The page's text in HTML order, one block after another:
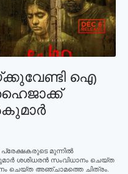
ഐ
പ്രേക്ഷകരുടെ മുന്നില്‍
ശശിധരന്‍ സംവിധാനം ചെയ്ത
ചെയ്ത അഞ്ചാമത്തെ ചിത്രം.